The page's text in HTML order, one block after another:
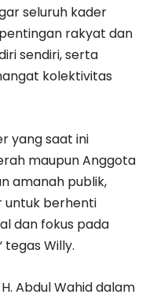
seluruh kader
rakyat dan
sendiri, serta
kolektivitas
yang saat ini
maupun Anggota
amanah publik,
untuk berhenti
dan fokus pada
Willy.
Abdul Wahid dalam